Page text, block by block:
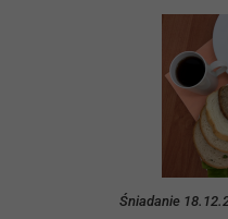
Śniadanie